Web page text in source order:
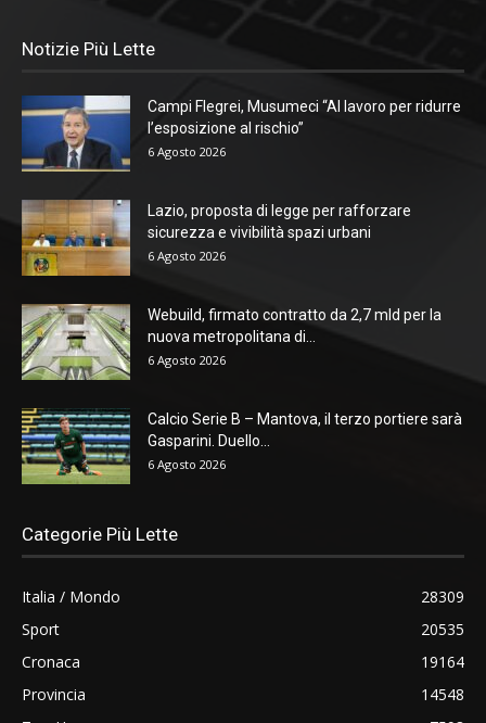
Notizie Più Lette
Campi Flegrei, Musumeci “Al lavoro per ridurre
l’esposizione al rischio”
6 Agosto 2026
Lazio, proposta di legge per rafforzare
sicurezza e vivibilità spazi urbani
6 Agosto 2026
Webuild, firmato contratto da 2,7 mld per la
nuova metropolitana di...
6 Agosto 2026
Calcio Serie B – Mantova, il terzo portiere sarà
Gasparini. Duello...
6 Agosto 2026
Categorie Più Lette
Italia / Mondo
28309
Sport
20535
Cronaca
19164
Provincia
14548